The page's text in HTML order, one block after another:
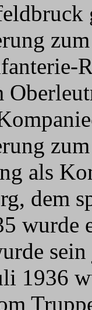
als
dem
wurde
1936